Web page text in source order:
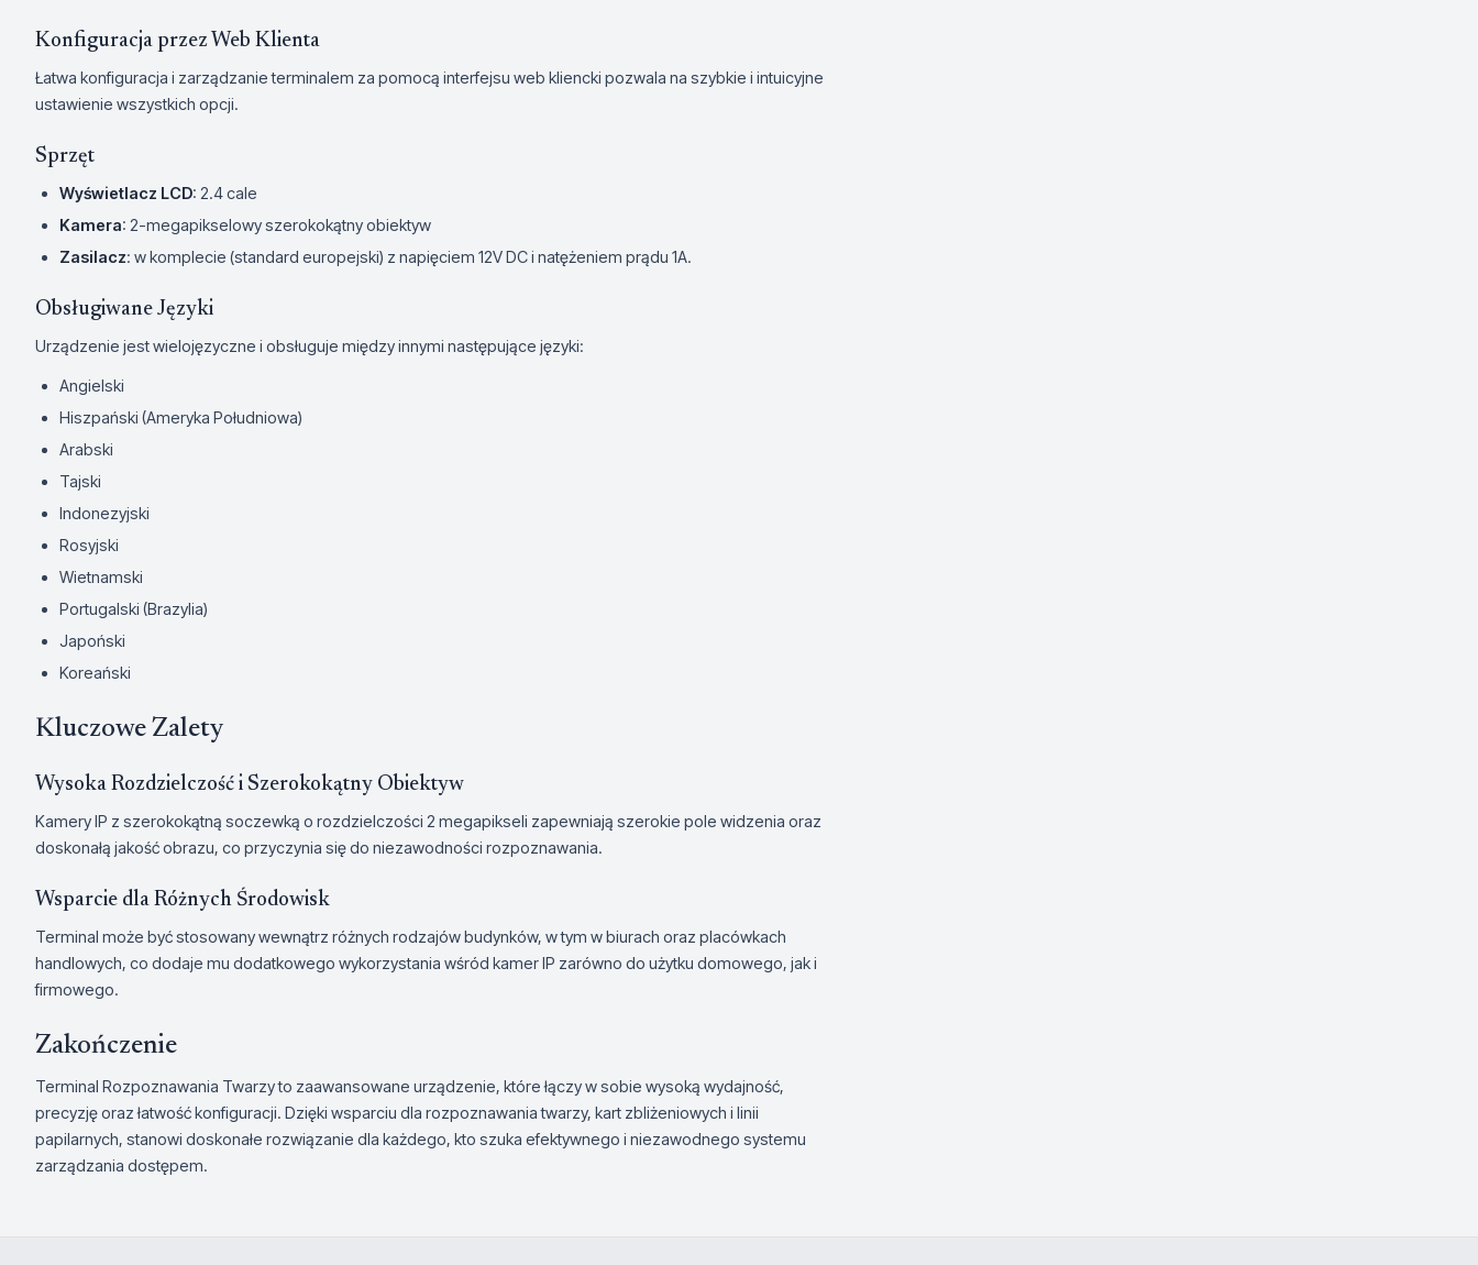
Konfiguracja przez Web Klienta
Łatwa konfiguracja i zarządzanie terminalem za pomocą interfejsu web kliencki pozwala na szybkie i intuicyjne
ustawienie wszystkich opcji.
Sprzęt
Wyświetlacz LCD: 2.4 cale
Kamera: 2-megapikselowy szerokokątny obiektyw
Zasilacz: w komplecie (standard europejski) z napięciem 12V DC i natężeniem prądu 1A.
Obsługiwane Języki
Urządzenie jest wielojęzyczne i obsługuje między innymi następujące języki:
Angielski
Hiszpański (Ameryka Południowa)
Arabski
Tajski
Indonezyjski
Rosyjski
Wietnamski
Portugalski (Brazylia)
Japoński
Koreański
Kluczowe Zalety
Wysoka Rozdzielczość i Szerokokątny Obiektyw
Kamery IP z szerokokątną soczewką o rozdzielczości 2 megapikseli zapewniają szerokie pole widzenia oraz
doskonałą jakość obrazu, co przyczynia się do niezawodności rozpoznawania.
Wsparcie dla Różnych Środowisk
Terminal może być stosowany wewnątrz różnych rodzajów budynków, w tym w biurach oraz placówkach
handlowych, co dodaje mu dodatkowego wykorzystania wśród kamer IP zarówno do użytku domowego, jak i
firmowego.
Zakończenie
Terminal Rozpoznawania Twarzy to zaawansowane urządzenie, które łączy w sobie wysoką wydajność,
precyzję oraz łatwość konfiguracji. Dzięki wsparciu dla rozpoznawania twarzy, kart zbliżeniowych i linii
papilarnych, stanowi doskonałe rozwiązanie dla każdego, kto szuka efektywnego i niezawodnego systemu
zarządzania dostępem.